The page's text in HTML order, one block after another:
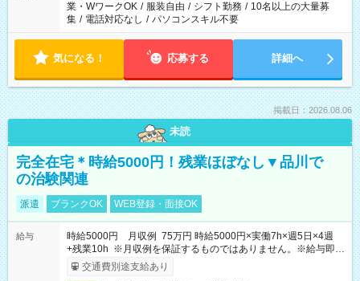
業・WワークOK / 服装自由 / シフト勤務 / 10名以上の大量募
集 / 電話対応なし / パソコンスキル不要
気になる！ 応募する 詳細へ
掲載日：2026.08.06
未読
完全在宅＊時給5000円！残業ほぼなし▼品川で
の治験関連
派遣 ブランクOK WEB登録・面接OK
給与
時給5000円 月収例 75万円 時給5000円×実働7h×週5日×4週
+残業10h ※月収例を保証するものではありません。※給与即受
取りサービス利用可（利用条件有）
交通費別途支給あり